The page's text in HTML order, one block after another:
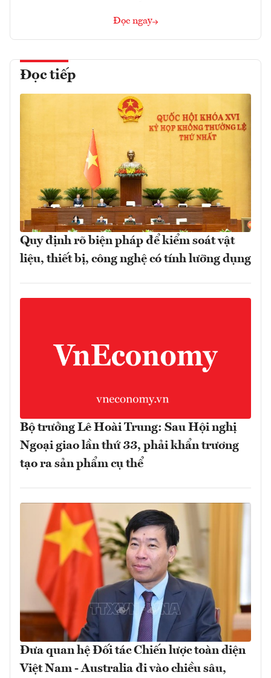
Đọc ngay
Đọc tiếp
Quy định rõ biện pháp để kiểm soát vật
liệu, thiết bị, công nghệ có tính lưỡng dụng
Bộ trưởng Lê Hoài Trung: Sau Hội nghị
Ngoại giao lần thứ 33, phải khẩn trương
tạo ra sản phẩm cụ thể
Đưa quan hệ Đối tác Chiến lược toàn diện
Việt Nam - Australia đi vào chiều sâu,